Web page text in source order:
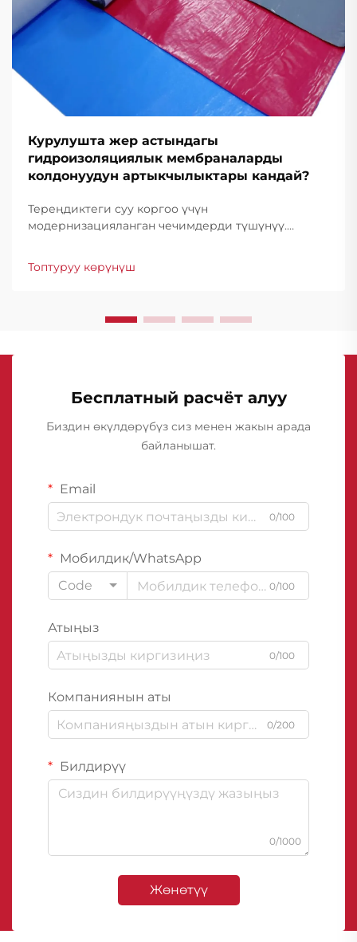
Курулушта жер астындагы
гидроизоляциялык мембраналарды
колдонуудун артыкчылыктары кандай?
Тереңдиктеги суу коргоо үчүн
модернизацияланган чечимдерди түшүнүү.
анда подвалды гидроизоляциялоочу
Топтуруу көрүнүш
Бесплатный расчёт алуу
Биздин өкүлдөрүбүз сиз менен жакын арада
байланышат.
Email
0/100
Мобилдик/WhatsApp
Code
0/100
Атыңыз
0/100
Компаниянын аты
0/200
Билдирүү
0/1000
Жөнөтүү